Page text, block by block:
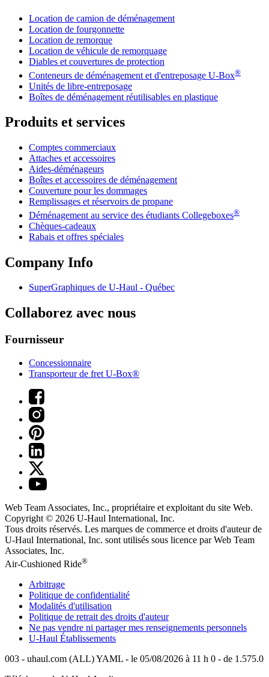
Location de camion de déménagement
Location de fourgonnette
Location de remorque
Location de véhicule de remorquage
Diables et couvertures de protection
Conteneurs de déménagement et d'entreposage U-Box®
Unités de libre-entreposage
Boîtes de déménagement réutilisables en plastique
Produits et services
Comptes commerciaux
Attaches et accessoires
Aides-déménageurs
Boîtes et accessoires de déménagement
Couverture pour les dommages
Remplissages et réservoirs de propane
Déménagement au service des étudiants Collegeboxes®
Chèques-cadeaux
Rabais et offres spéciales
Company Info
SuperGraphiques de U-Haul - Québec
Collaborez avec nous
Fournisseur
Concessionnaire
Transporteur de fret U-Box®
Web Team Associates, Inc., propriétaire et exploitant du site Web.
Copyright © 2026 U-Haul International, Inc.
Tous droits réservés. Les marques de commerce et droits d'auteur de
U-Haul International, Inc. sont utilisés sous licence par Web Team
Associates, Inc.
Air-Cushioned Ride®
Arbitrage
Politique de confidentialité
Modalités d'utilisation
Politique de retrait des droits d'auteur
Ne pas vendre ni partager mes renseignements personnels
U-Haul Établissements
003 - uhaul.com (ALL) YAML - le 05/08/2026 à 11 h 0 - de 1.575.0